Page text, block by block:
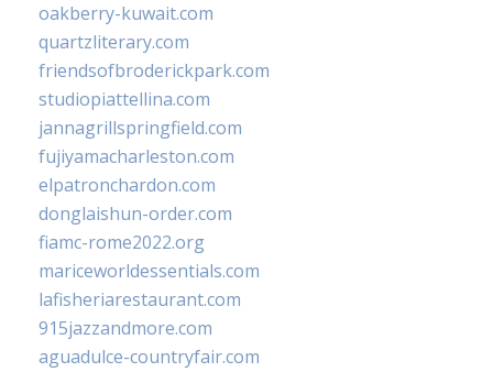
oakberry-kuwait.com
quartzliterary.com
friendsofbroderickpark.com
studiopiattellina.com
jannagrillspringfield.com
fujiyamacharleston.com
elpatronchardon.com
donglaishun-order.com
fiamc-rome2022.org
mariceworldessentials.com
lafisheriarestaurant.com
915jazzandmore.com
aguadulce-countryfair.com